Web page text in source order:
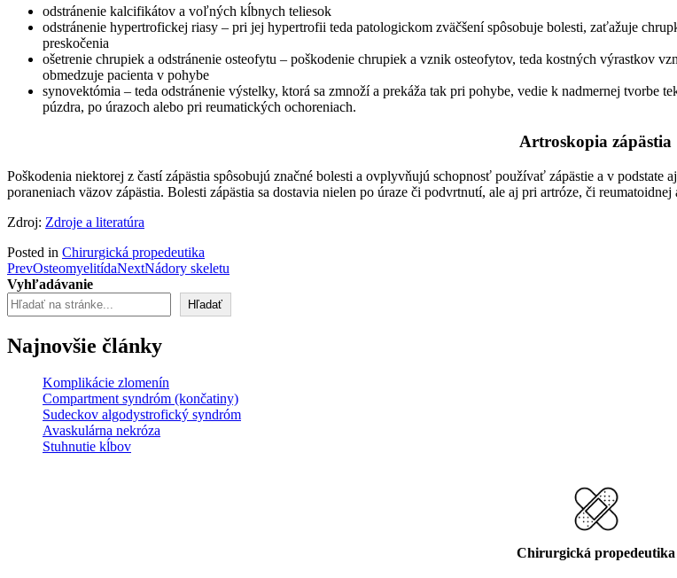
odstránenie kalcifikátov a voľných kĺbnych teliesok
odstránenie hypertrofickej riasy – pri jej hypertrofii teda patologickom zväčšení spôsobuje bolesti, zaťažuje
preskočenia
ošetrenie chrupiek a odstránenie osteofytu – poškodenie chrupiek a vznik osteofytov, teda kostných výrastkov
obmedzuje pacienta v pohybe
synovektómia – teda odstránenie výstelky, ktorá sa zmnoží a prekáža tak pri pohybe, vedie k nadmernej
púzdra, po úrazoch alebo pri reumatických ochoreniach.
Artroskopia zápästia
Poškodenia niektorej z častí zápästia spôsobujú značné bolesti a ovplyvňujú schopnosť používať zápästie a v podstate
poraneniach väzov zápästia. Bolesti zápästia sa dostavia nielen po úraze či podvrtnutí, ale aj pri artróze, či
Zdroj: Zdroje a literatúra
Posted in Chirurgická propedeutika
Post
navigation
PrevOsteomyelitídaNextNádory skeletu
Vyhľadávanie
Hľadať
Najnovšie články
Komplikácie zlomenín
Compartment syndróm (končatiny)
Sudeckov algodystrofický syndróm
Avaskulárna nekróza
Stuhnutie kĺbov
Chirurgická propedeutika